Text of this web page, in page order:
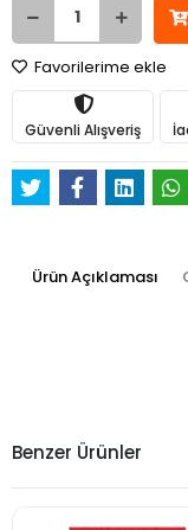
Favorilerime ekle
Güvenli Alışveriş
Ürün Açıklaması
Benzer Ürünler